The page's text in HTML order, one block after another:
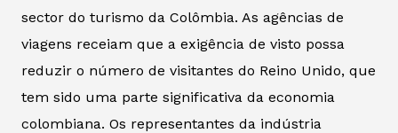
sector do turismo da Colômbia. As agências de
viagens receiam que a exigência de visto possa
reduzir o número de visitantes do Reino Unido, que
tem sido uma parte significativa da economia
colombiana. Os representantes da indústria